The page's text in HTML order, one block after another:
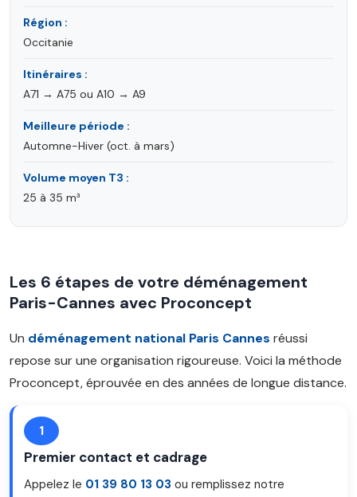
Région :
Occitanie
Itinéraires :
A71 → A75 ou A10 → A9
Meilleure période :
Automne-Hiver (oct. à mars)
Volume moyen T3 :
25 à 35 m³
Les 6 étapes de votre déménagement
Paris-Cannes avec Proconcept
Un déménagement national Paris Cannes réussi
repose sur une organisation rigoureuse. Voici la méthode
Proconcept, éprouvée en des années de longue distance.
1
Premier contact et cadrage
Appelez le 01 39 80 13 03 ou remplissez notre